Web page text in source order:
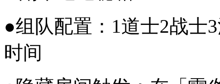
●组队配置：1道士2战士
时间